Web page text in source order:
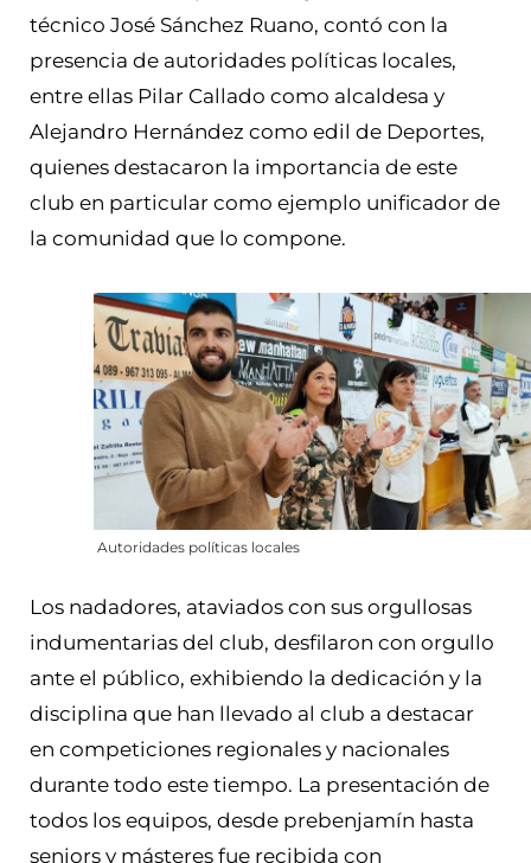
técnico José Sánchez Ruano, contó con la
presencia de autoridades políticas locales,
entre ellas Pilar Callado como alcaldesa y
Alejandro Hernández como edil de Deportes,
quienes destacaron la importancia de este
club en particular como ejemplo unificador de
la comunidad que lo compone.
Autoridades políticas locales
Los nadadores, ataviados con sus orgullosas
indumentarias del club, desfilaron con orgullo
ante el público, exhibiendo la dedicación y la
disciplina que han llevado al club a destacar
en competiciones regionales y nacionales
durante todo este tiempo. La presentación de
todos los equipos, desde prebenjamín hasta
seniors y másteres fue recibida con